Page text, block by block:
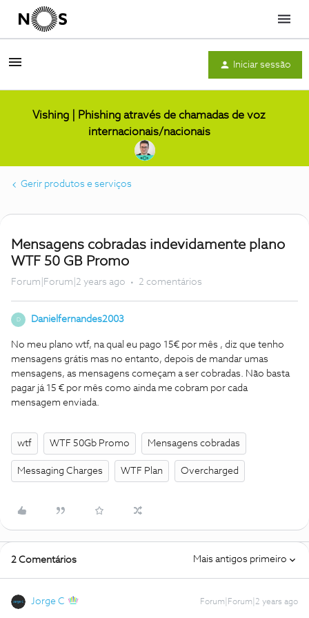
Menu
Iniciar sessão
Vishing | Phishing através de chamadas de voz
internacionais/nacionais
Gerir produtos e serviços
Mensagens cobradas indevidamente plano
WTF 50 GB Promo
Forum|Forum|2 years ago 2 comentários
D Danielfernandes2003
No meu plano wtf, na qual eu pago 15€ por mês , diz que tenho
mensagens grátis mas no entanto, depois de mandar umas
mensagens, as mensagens começam a ser cobradas. Não basta
pagar já 15 € por mês como ainda me cobram por cada
mensagem enviada.
wtf WTF 50Gb Promo Mensagens cobradas
Messaging Charges WTF Plan Overcharged
2 Comentários Mais antigos primeiro
Jorge C Forum|Forum|2 years ago